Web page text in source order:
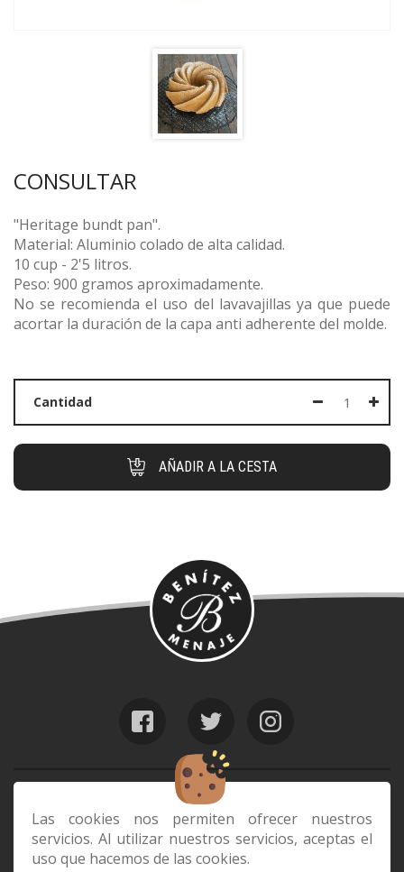
Las cookies nos permiten ofrecer nuestros
servicios. Al utilizar nuestros servicios, aceptas el
uso que hacemos de las cookies.
CONSULTAR
"Heritage bundt pan".
Material: Aluminio colado de alta calidad.
10 cup - 2'5 litros.
Peso: 900 gramos aproximadamente.
No se recomienda el uso del lavavajillas ya que puede
acortar la duración de la capa anti adherente del molde.
Cantidad
AÑADIR A LA CESTA
web@benitezmenaje.com
C/ Barcelona 29, 35006 Las Palmas de
Gran Canaria